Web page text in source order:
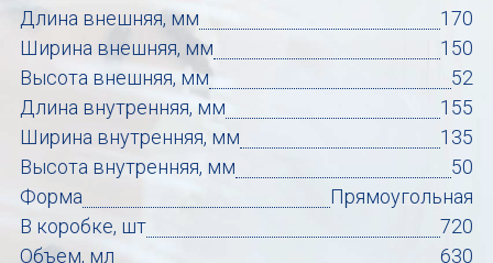
Длина внешняя, мм
170
Ширина внешняя, мм
150
Высота внешняя, мм
52
Длина внутренняя, мм
155
Ширина внутренняя, мм
135
Высота внутренняя, мм
50
Форма
Прямоугольная
В коробке, шт
720
Объем, мл
630